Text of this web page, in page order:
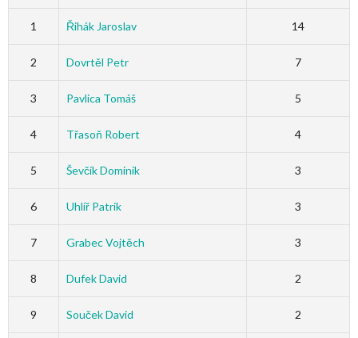
1 Řihák Jaroslav 14
2 Dovrtěl Petr 7
3 Pavlica Tomáš 5
4 Třasoň Robert 4
5 Ševčík Dominik 3
6 Uhlíř Patrik 3
7 Grabec Vojtěch 3
8 Dufek David 2
9 Souček David 2